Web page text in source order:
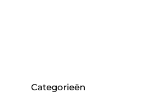
Categorieën